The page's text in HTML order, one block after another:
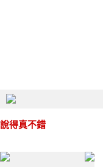
說得真不錯